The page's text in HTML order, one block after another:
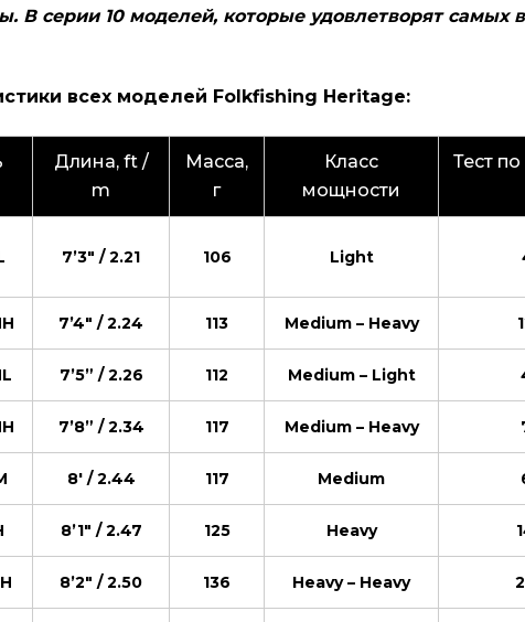
В серии 10 моделей, которые удовлетворят самых
всех моделей Folkfishing Heritage:
Длина, ft /
m
Масса,
г
Класс
мощности
Тест
7’3″ / 2.21 106 Light
7’4″ / 2.24 113 Medium – Heavy
7’5” / 2.26 112 Medium – Light
7’8” / 2.34 117 Medium – Heavy
8′ / 2.44 117 Medium
8’1″ / 2.47 125 Heavy
8’2″ / 2.50 136 Heavy – Heavy